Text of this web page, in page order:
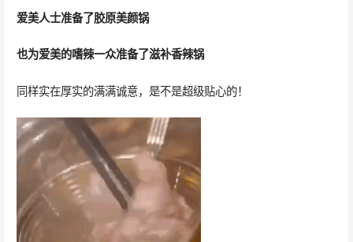
爱美人士准备了胶原美颜锅
也为爱美的嗜辣一众准备了滋补香辣锅
同样实在厚实的满满诚意，是不是超级贴心的！